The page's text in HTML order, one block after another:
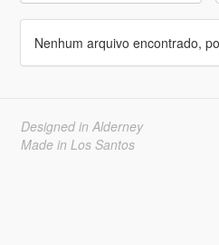
Nenhum arquivo encontrado,
Designed in Alderney
Made in Los Santos